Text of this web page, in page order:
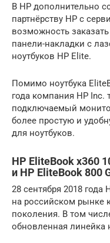
В HP дополнительно
партнёрству HP с
возможность
панели-накладки с
ноутбуков HP Elite.
Помимо ноутбука
года компания HP Inc.
подключаемый
более простую и
для ноутбуков.
HP EliteBook x360
и HP EliteBook 800
28 сентября 2018 года
на российском рынке
поколения. В том
обновленная линейка